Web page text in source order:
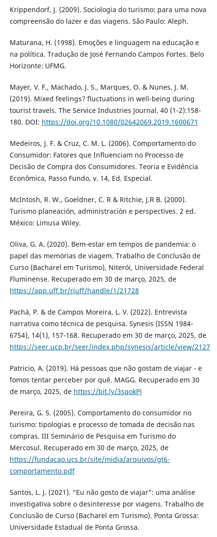
Krippendorf, J. (2009). Sociologia do turismo: para uma nova
compreensão do lazer e das viagens. São Paulo: Aleph.
Maturana, H. (1998). Emoções e linguagem na educação e
na política. Tradução de José Fernando Campos Fortes. Belo
Horizonte: UFMG.
Mayer, V. F., Machado, J. S., Marques, O. & Nunes, J. M.
(2019). Mixed feelings? fluctuations in well-being during
tourist travels. The Service Industries Journal, 40 (1-2):158-
180. DOI: https://doi.org/10.1080/02642069.2019.1600671
Medeiros, J. F. & Cruz, C. M. L. (2006). Comportamento do
Consumidor: Fatores que Influenciam no Processo de
Decisão de Compra dos Consumidores. Teoria e Evidência
Econômica, Passo Fundo, v. 14, Ed. Especial.
McIntosh, R. W., Goeldner, C. R & Ritchie, J.R B. (2000).
Turismo planeación, administración e perspectives. 2 ed.
México: Limusa Wiley.
Oliva, G. A. (2020). Bem-estar em tempos de pandemia: o
papel das memórias de viagem. Trabalho de Conclusão de
Curso (Bacharel em Turismo), Niterói, Universidade Federal
Fluminense. Recuperado em 30 de março, 2025, de
https://app.uff.br/riuff/handle/1/21728
Pachá, P. & de Campos Moreira, L. V. (2022). Entrevista
narrativa como técnica de pesquisa. Synesis (ISSN 1984-
6754), 14(1), 157-168. Recuperado em 30 de março, 2025, de
https://seer.ucp.br/seer/index.php/synesis/article/view/2127
Patricio, A. (2019). Há pessoas que não gostam de viajar - e
fomos tentar perceber por quê. MAGG. Recuperado em 30
de março, 2025, de https://bit.ly/3sqokPj
Pereira, G. S. (2005). Comportamento do consumidor no
turismo: tipologias e processo de tomada de decisão nas
compras. III Seminário de Pesquisa em Turismo do
Mercosul. Recuperado em 30 de março, 2025, de
https://fundacao.ucs.br/site/midia/arquivos/gt6-
comportamento.pdf
Santos, L. J. (2021). “Eu não gosto de viajar”: uma análise
investigativa sobre o desinteresse por viagens. Trabalho de
Conclusão de Curso (Bacharel em Turismo). Ponta Grossa:
Universidade Estadual de Ponta Grossa.